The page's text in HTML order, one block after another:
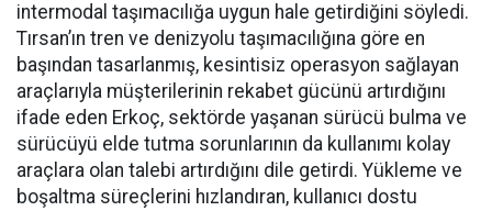
intermodal taşımacılı­ğa uygun hale getirdiğini söyledi.
Tırsan’ın tren ve denizyolu taşı­macılığına göre en
başından ta­sarlanmış, kesintisiz operasyon sağlayan
araçlarıyla müşterile­rinin rekabet gücünü artırdığını
ifade eden Erkoç, sektörde yaşa­nan sürücü bulma ve
sürücüyü el­de tutma sorunlarının da kullanı­mı kolay
araçlara olan talebi ar­tırdığını dile getirdi. Yükleme ve
boşaltma süreçlerini hızlandıran, kullanıcı dostu